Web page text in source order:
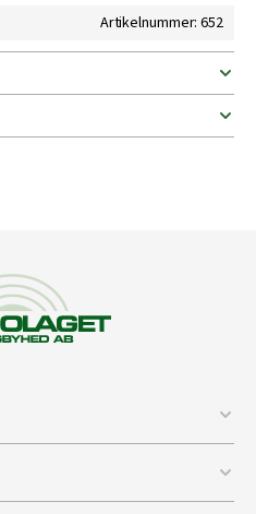
Artikelnummer: 652